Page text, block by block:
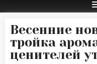
Весенние
тройка
ценителей